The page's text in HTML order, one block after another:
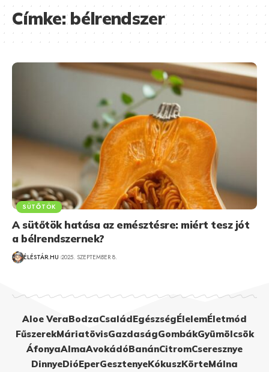
Címke:bélrendszer
SÜTŐTÖK
A sütőtök hatása az emésztésre: miért tesz jót
a bélrendszernek?
ÉLÉSTÁR.HU 2025. SZEPTEMBER 8.
Aloe VeraBodzaCsaládEgészségÉlelemÉletmód
FűszerekMáriatövisGazdaságGombákGyümölcsök
ÁfonyaAlmaAvokádóBanánCitromCseresznye
DinnyeDióEperGesztenyeKókuszKörteMálna